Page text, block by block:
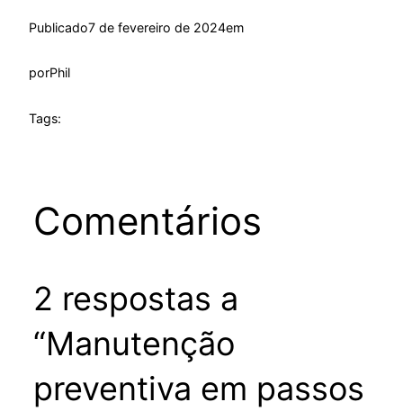
Publicado7 de fevereiro de 2024em
porPhil
Tags:
Comentários
2 respostas a
“Manutenção
preventiva em passos